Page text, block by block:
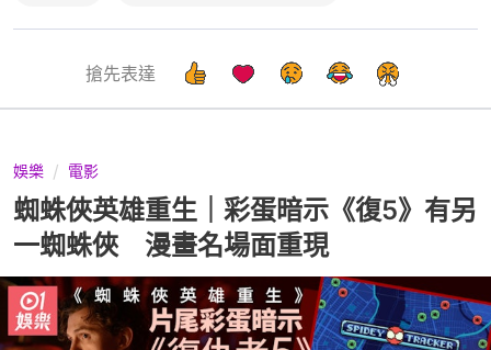
搶先表達
娛樂 電影
蜘蛛俠英雄重生｜彩蛋暗示《復5》有另
一蜘蛛俠 漫畫名場面重現